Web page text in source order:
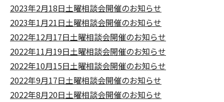
2023年2月18日土曜相談会開催のお知らせ
2023年1月21日土曜相談会開催のお知らせ
2022年12月17日土曜相談会開催のお知らせ
2022年11月19日土曜相談会開催のお知らせ
2022年10月15日土曜相談会開催のお知らせ
2022年9月17日土曜相談会開催のお知らせ
2022年8月20日土曜相談会開催のお知らせ